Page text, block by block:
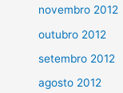
novembro 2012
outubro 2012
setembro 2012
agosto 2012